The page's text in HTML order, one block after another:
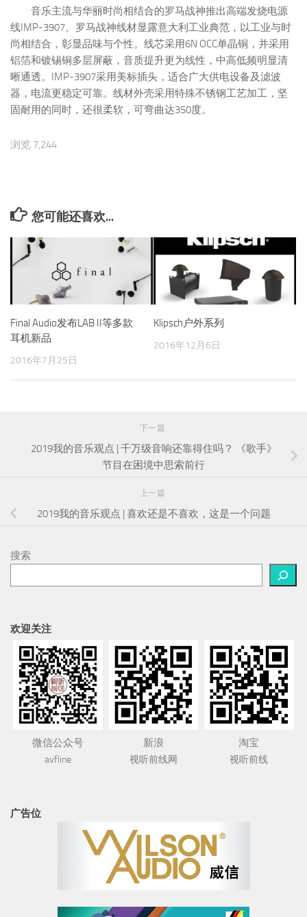
音乐主流与华丽时尚相结合的罗马战神推出高端发烧电源
线IMP-3907。罗马战神线材显露意大利工业典范，以工业与时
尚相结合，彰显品味与个性。线芯采用6N OCC单晶铜，并采用
铝箔和镀锡铜多层屏蔽，音质提升更为线性，中高低频明显清
晰通透。IMP-3907采用美标插头，适合广大供电设备及滤波
器，电流更稳定可靠。线材外壳采用特殊不锈钢工艺加工，坚
固耐用的同时，还很柔软，可弯曲达350度。
浏览 7,244
您可能还喜欢...
Final Audio发布LAB II等多款
耳机新品
2016年7月25日
Klipsch户外系列
2016年12月6日
下一篇
2019我的音乐观点 | 千万级音响还靠得住吗？ 《歌手》
节目在困境中思索前行
上一篇
2019我的音乐观点 | 喜欢还是不喜欢，这是一个问题
搜索
欢迎关注
微信公众号
avfline
新浪
视听前线网
淘宝
视听前线
广告位